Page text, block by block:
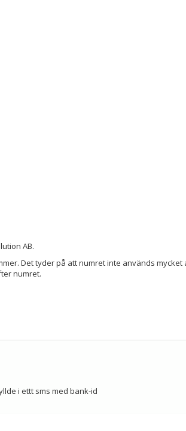
AB.
Det tyder på att numret inte används
numret.
i ettt sms med bank-id